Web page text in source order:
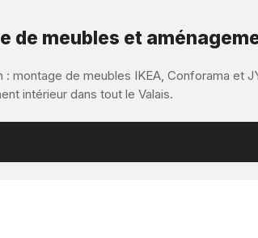
de meubles et
: montage de meubles IKEA, Conforama et
intérieur dans tout le Valais.